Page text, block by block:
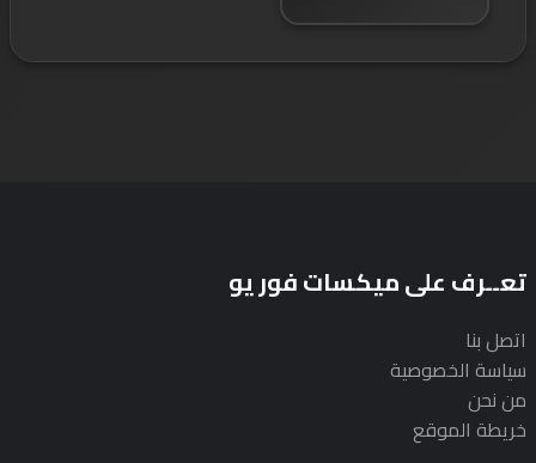
تعــرف على ميكسات فور يو
اتصل بنا
سياسة الخصوصية
من نحن
خريطة الموقع